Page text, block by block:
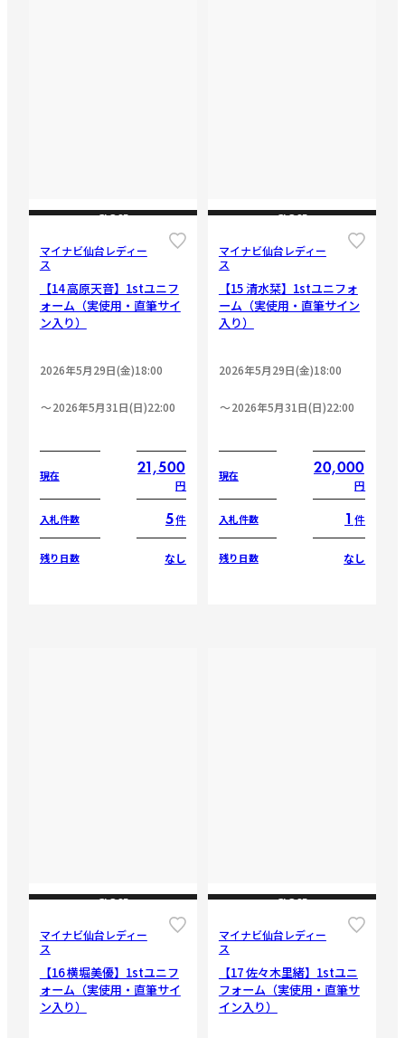
CLOSE
マイナビ仙台レディー
ス
【14 高原天音】1stユニフ
ォーム（実使用・直筆サイ
ン入り）
2026年5月29日(金)18:00
2026年5月31日(日)22:00
現在 21,500
円
入札件数 5件
残り日数 なし
CLOSE
マイナビ仙台レディー
ス
【15 清水栞】1stユニフォ
ーム（実使用・直筆サイン
入り）
2026年5月29日(金)18:00
2026年5月31日(日)22:00
現在 20,000
円
入札件数 1 件
残り日数 なし
CLOSE
マイナビ仙台レディー
ス
【16 横堀美優】1stユニフ
ォーム（実使用・直筆サイ
ン入り）
CLOSE
マイナビ仙台レディー
ス
【17 佐々木里緒】1stユニ
フォーム（実使用・直筆サ
イン入り）